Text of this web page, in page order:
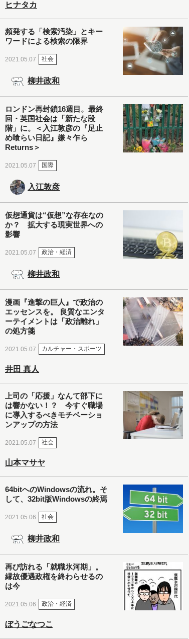
ヒナタカ
頻発する「検索汚染」とキー
ワードによる検索の限界
2021.05.07 社会
柳井政和
ロンドン再封鎖16週目。最終
回・英国社会は「新たな段
階」に。＜入江敦彦の『足止
め喰らい日記』嫌々乍ら
Returns＞
2021.05.07 国際
入江敦彦
仮想通貨は“仮想”な存在なの
か？ 拡大する現実世界への
影響
2021.05.07 政治・経済
柳井政和
漫画『進撃の巨人』で政治の
エッセンスを。 良質なエンタ
ーテイメントは「政治離れ」
の処方箋
2021.05.07 カルチャー・スポーツ
井田 真人
上司の「応援」なんて部下に
は響かない！？ 今すぐ職場
に導入するべきモチベーショ
ンアップの方法
2021.05.07 社会
山本マサヤ
64bitへのWindowsの流れ。そ
して、32bit版Windowsの終焉
2021.05.06 社会
柳井政和
再び訪れる「就職氷河期」。
縁故優遇政権を終わらせるの
は今
2021.05.06 政治・経済
ぼうごなつこ